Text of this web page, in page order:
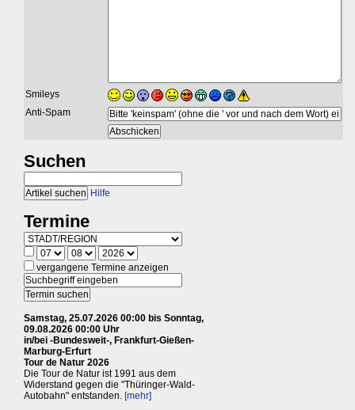
Smileys
Anti-Spam
Suchen
Hilfe
Termine
vergangene Termine anzeigen
Samstag, 25.07.2026 00:00 bis Sonntag,
09.08.2026 00:00 Uhr
in/bei -Bundesweit-, Frankfurt-Gießen-
Marburg-Erfurt
Tour de Natur 2026
Die Tour de Natur ist 1991 aus dem
Widerstand gegen die "Thüringer-Wald-
Autobahn" entstanden. [mehr]